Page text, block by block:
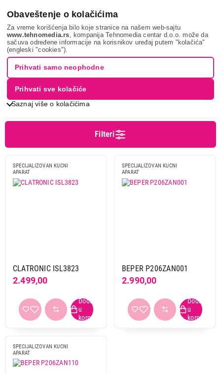
Obaveštenje o kolačićima
Za vreme korišćenja bilo koje stranice na našem web-sajtu
www.tehnomedia.rs , kompanija Tehnomedia centar d.o.o. može da
sačuva određene informacije na korisnikov uređaj putem "kolačića"
(engleski "cookies").
Saznaj više o kolačićima
Prihvati samo neophodne
Prihvati sve kolačiće
Sve za kuću i baštu Aparat protiv komaraca
Cena od Cena do
APARATI PROTIV KOMARACA
Sortiranje Prikaz
Filteri
SPECIJALIZOVAN KUCNI
APARAT
CLATRONIC ISL3823
2.499,00
SPECIJALIZOVAN KUCNI
APARAT
BEPER P206ZAN001
2.990,00
SPECIJALIZOVAN KUCNI
APARAT